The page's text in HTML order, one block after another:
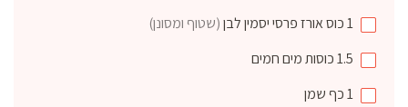
1כוסאורז פרסי יסמין לבן(שטוף ומסונן)
1.5כוסותמים חמים
1כףשמן